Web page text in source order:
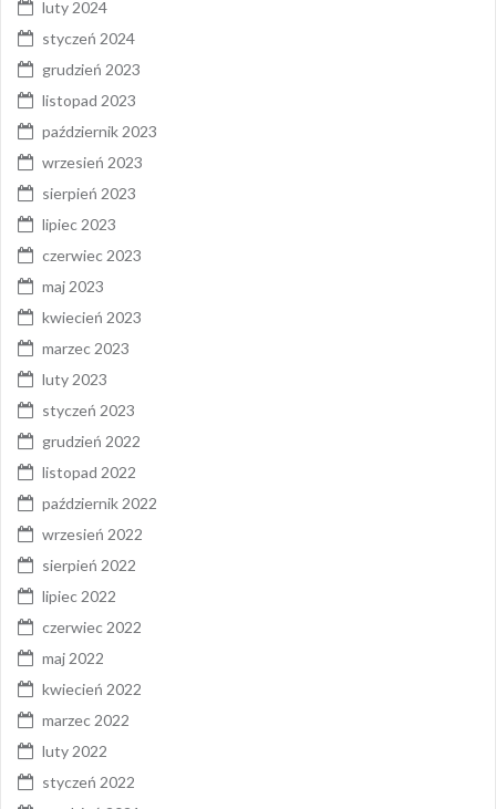
luty 2024
styczeń 2024
grudzień 2023
listopad 2023
październik 2023
wrzesień 2023
sierpień 2023
lipiec 2023
czerwiec 2023
maj 2023
kwiecień 2023
marzec 2023
luty 2023
styczeń 2023
grudzień 2022
listopad 2022
październik 2022
wrzesień 2022
sierpień 2022
lipiec 2022
czerwiec 2022
maj 2022
kwiecień 2022
marzec 2022
luty 2022
styczeń 2022